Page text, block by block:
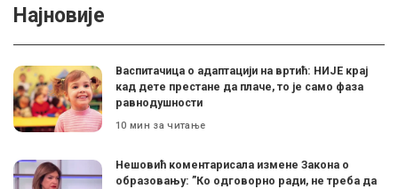
Најновије
Васпитачица о адаптацији на вртић: НИЈЕ крај
кад дете престане да плаче, то је само фаза
равнодушности
10 мин за читање
Нешовић коментарисала измене Закона о
образовању: ”Ко одговорно ради, не треба да